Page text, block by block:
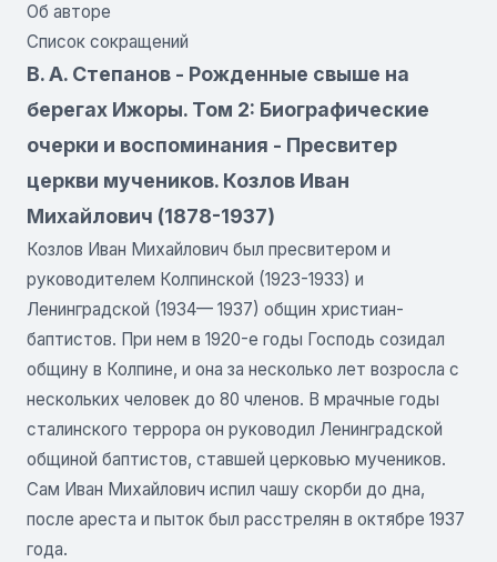
Об авторе
Список сокращений
В. А. Степанов - Рожденные свыше на
берегах Ижоры. Том 2: Биографические
очерки и воспоминания - Пресвитер
церкви мучеников. Козлов Иван
Михайлович (1878-1937)
Козлов Иван Михайлович был пресвитером и
руководителем Колпинской (1923-1933) и
Ленинградской (1934— 1937) общин христиан-
баптистов. При нем в 1920-е годы Господь созидал
общину в Колпине, и она за несколько лет возросла с
нескольких человек до 80 членов. В мрачные годы
сталинского террора он руководил Ленинградской
общиной баптистов, ставшей церковью мучеников.
Сам Иван Михайлович испил чашу скорби до дна,
после ареста и пыток был расстрелян в октябре 1937
года.